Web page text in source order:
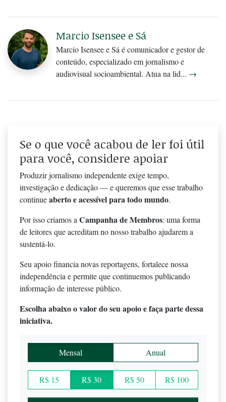
Marcio Isensee e Sá
Marcio Isensee e Sá é comunicador e gestor de
conteúdo, especializado em jornalismo e
audiovisual socioambiental. Atua na lid... →
Se o que você acabou de ler foi útil
para você, considere apoiar
Produzir jornalismo independente exige tempo,
investigação e dedicação — e queremos que esse trabalho
continueaberto e acessível para todo mundo.
Por isso criamos aCampanha de Membros: uma forma
de leitores que acreditam no nosso trabalho ajudarem a
sustentá-lo.
Seu apoio financia novas reportagens, fortalece nossa
independência e permite que continuemos publicando
informação de interesse público.
Escolha abaixo o valor do seu apoio e faça parte dessa
iniciativa.
Mensal Anual
R$ 15 R$ 30 R$ 50 R$ 100